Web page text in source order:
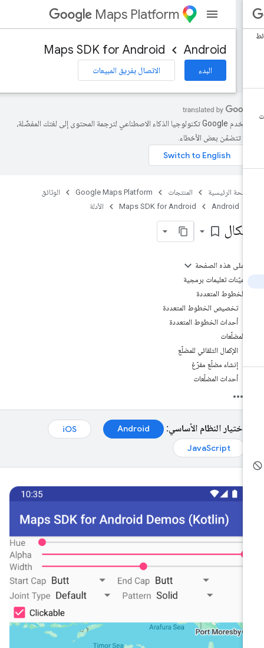
Maps Platform
Android
Maps SDK for Android
الاتصال بفريق المبيعات
تستخدم Google تكنولوجيا الذكاء الاصطناعي لترجمة المحتوى إلى لغتك المفضّلة،
تتضمّن بعض الأخطاء.
الرئيسية المنتجات Google Maps Platform
الوثائق
Android
Maps SDK for Android الأدلة
bookmark_border
على هذه الصفحة
عيّنات تعليمات برمجية
الخطوط المتعددة
تخصيص الخطوط المتعددة
أحداث الخطوط المتعددة
المضلّعات
الإكمال التلقائي للمضلّع
إنشاء مضلّع مفرّغ
أحداث المضلّعات
اختيار النظام الأساسي: Android‏
iOS‏
JavaScript‏